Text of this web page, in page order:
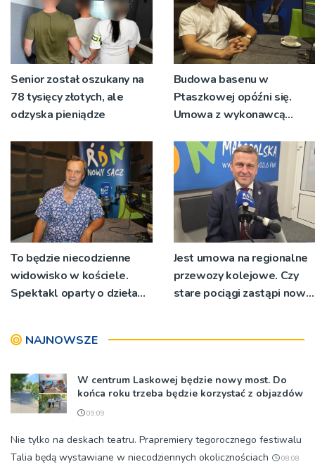
Senior został oszukany na
78 tysięcy złotych, ale
odzyska pieniądze
Budowa basenu w
Ptaszkowej opóźni się.
Umowa z wykonawcą
nie zostanie podpisana
To będzie niecodzienne
widowisko w kościele.
Spektakl oparty o dzieła
Jest umowa na regionalne
przewozy kolejowe. Czy
stare pociągi zastąpi nowy
NAJNOWSZE
W centrum Laskowej będzie nowy most. Do
końca roku trzeba będzie korzystać z objazdów
09:09
Nie tylko na deskach teatru. Prapremiery tegorocznego festiwalu
Talia będą wystawiane w niecodziennych okolicznościach
08:08